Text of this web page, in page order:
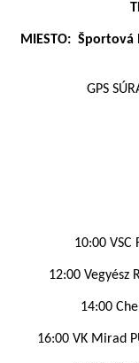
MIESTO: Športová
GPS
10:00
12:00 Vegyész
14:00
16:00 VK Mirad